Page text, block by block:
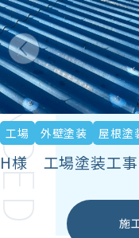
工場 外壁塗装 屋根塗
H様 工場塗装工事
施